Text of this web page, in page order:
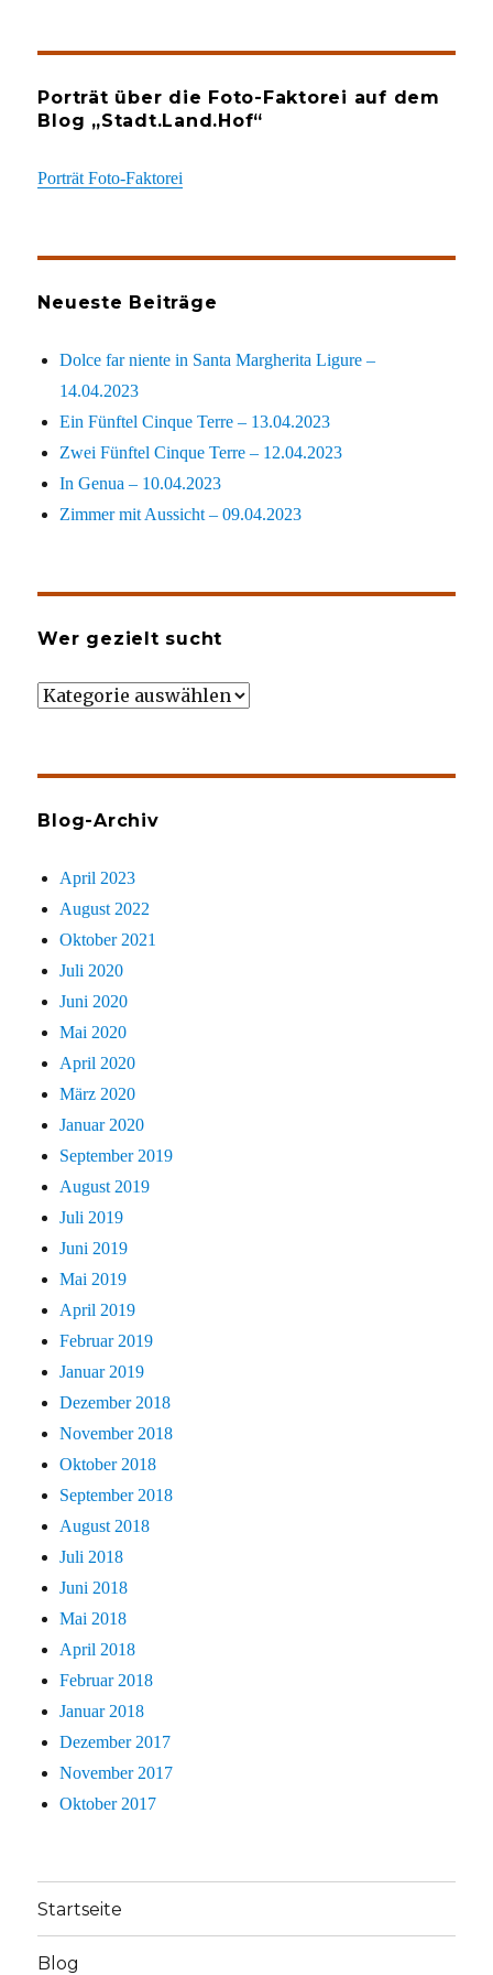
Porträt über die Foto-Faktorei auf dem
Blog „Stadt.Land.Hof“
Porträt Foto-Faktorei
Neueste Beiträge
Dolce far niente in Santa Margherita Ligure –
14.04.2023
Ein Fünftel Cinque Terre – 13.04.2023
Zwei Fünftel Cinque Terre – 12.04.2023
In Genua – 10.04.2023
Zimmer mit Aussicht – 09.04.2023
Wer gezielt sucht
Wer
Blog-Archiv
April 2023
August 2022
Oktober 2021
Juli 2020
Juni 2020
Mai 2020
April 2020
März 2020
Januar 2020
September 2019
August 2019
Juli 2019
Juni 2019
Mai 2019
April 2019
Februar 2019
Januar 2019
Dezember 2018
November 2018
Oktober 2018
September 2018
August 2018
Juli 2018
Juni 2018
Mai 2018
April 2018
Februar 2018
Januar 2018
Dezember 2017
November 2017
Oktober 2017
Startseite
Blog